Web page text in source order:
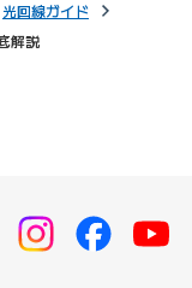
光回線ガイド
解説